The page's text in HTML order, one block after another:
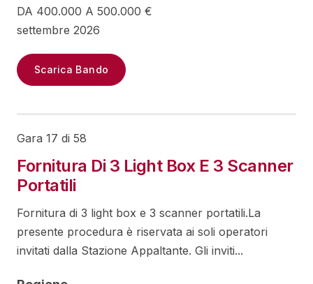
DA 400.000 A 500.000 €
settembre 2026
Scarica Bando
Gara 17 di 58
Fornitura Di 3 Light Box E 3 Scanner
Portatili
Fornitura di 3 light box e 3 scanner portatili.La
presente procedura è riservata ai soli operatori
invitati dalla Stazione Appaltante. Gli inviti...